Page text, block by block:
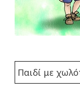
Παιδί με